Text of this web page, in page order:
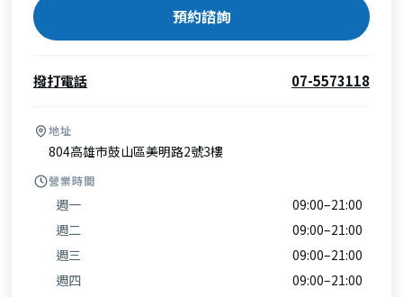
預約諮詢
撥打電話 07-5573118
地址
804高雄市鼓山區美明路2號3樓
營業時間
週一
09:00–21:00
週二
09:00–21:00
週三
09:00–21:00
週四
09:00–21:00